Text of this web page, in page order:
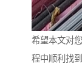
希望本文对
程中顺利找